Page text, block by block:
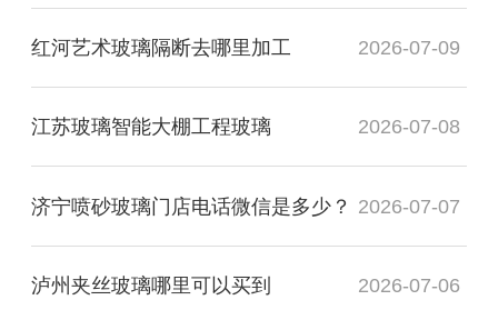
红河艺术玻璃隔断去哪里加工 2026-07-09
江苏玻璃智能大棚工程玻璃 2026-07-08
济宁喷砂玻璃门店电话微信是多少？ 2026-07-07
泸州夹丝玻璃哪里可以买到 2026-07-06